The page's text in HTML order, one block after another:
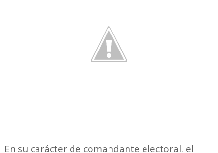
En su carácter de comandante electoral, el